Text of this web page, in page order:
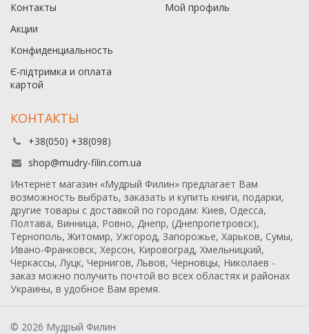
Контакты
Акции
Конфиденциальность
Є-підтримка и оплата
картой
Мой профиль
КОНТАКТЫ
+38(050) +38(098)
shop@mudry-filin.com.ua
Интернет магазин «Мудрый Филин» предлагает Вам
возможность выбрать, заказать и купить книги, подарки,
другие товары с доставкой по городам: Киев, Одесса,
Полтава, Винница, Ровно, Днепр, (Днепропетровск),
Тернополь, Житомир, Ужгород, Запорожье, Харьков, Сумы,
Ивано-Франковск, Херсон, Кировоград, Хмельницкий,
Черкассы, Луцк, Чернигов, Львов, Черновцы, Николаев -
заказ можно получить почтой во всех областях и районах
Украины, в удобное Вам время.
© 2026 Мудрый Филин